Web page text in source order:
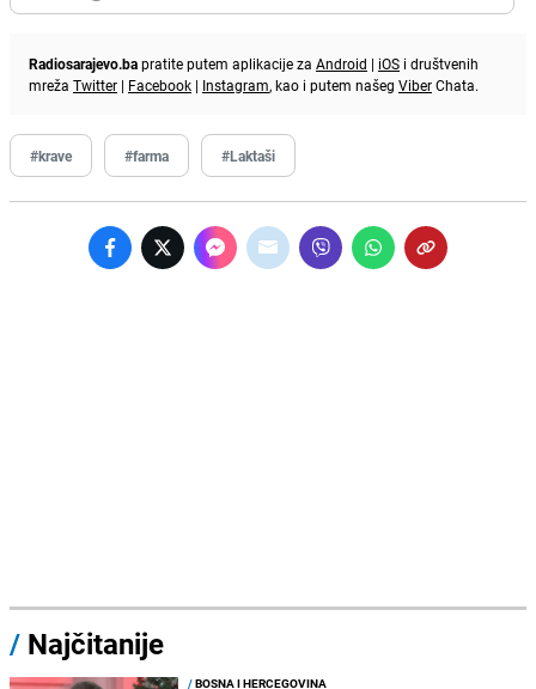
Radiosarajevo.bapratite putem aplikacije za Android | iOS i društvenih
mreža Twitter | Facebook | Instagram, kao i putem našeg ViberChata.
#krave #farma #Laktaši
/ Najčitanije
/BOSNA I HERCEGOVINA